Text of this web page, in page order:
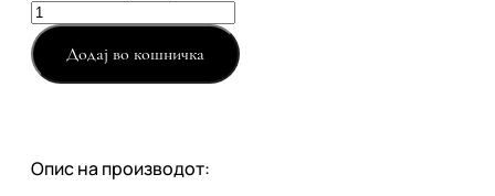
Додај во кошничка
Опис на производот: